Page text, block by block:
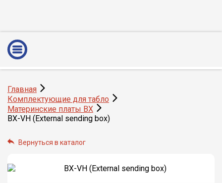
Главная
Комплектующие для табло
Материнские платы BX
BX-VH (External sending box)
Вернуться в каталог